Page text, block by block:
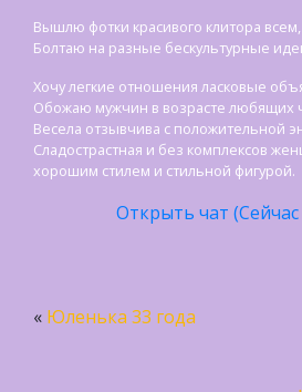
Вышлю фотки красивого клитора
Болтаю на разные бескультурные
Хочу легкие отношения ласковые
Обожаю мужчин в возрасте любящих
Bесела отзывчива с положительной
Cладострастная и без комплексов
хорошим стилем и стильной фигурой.
Открыть чат (Сейчас
« Юленька 33 года